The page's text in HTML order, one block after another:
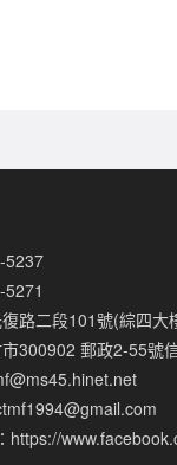
5237
路二段101號(綜四大
300902 郵政2-55號
https://